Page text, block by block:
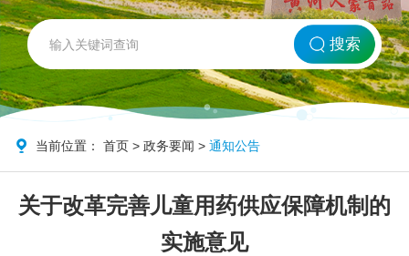
网站首页
北方海南
政务要闻
党务公开
搜索
当前位置：首页 >政务要闻 >通知公告
关于改革完善儿童用药供应保障机制的
实施意见